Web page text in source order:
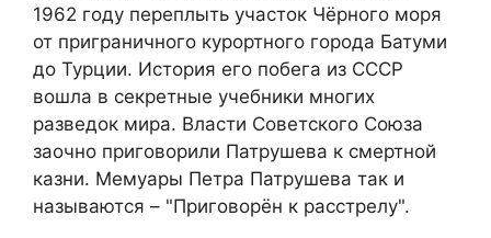
1962 году переплыть участок Чёрного моря
от приграничного курортного города Батуми
до Турции. История его побега из СССР
вошла в секретные учебники многих
разведок мира. Власти Советского Союза
заочно приговорили Патрушева к смертной
казни. Мемуары Петра Патрушева так и
называются – "Приговорён к расстрелу".